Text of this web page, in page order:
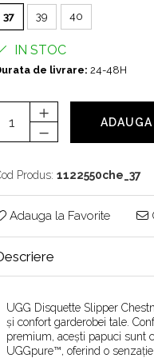
37 39 40
IN STOC
de livrare: 24-48H
Produs: 1122550che_37
Adauga la Favorite
UGG Disquette Slipper
și confort garderobei tale.
premium, acești papuci sunt
UGGpure™, oferind o